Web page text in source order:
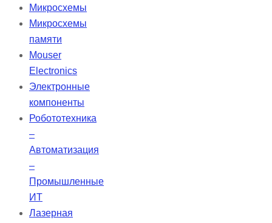
высоких требований
диапазоне длин волн,
Микросхемы
Микросхемы
памяти
Mouser
Electronics
Электронные
компоненты
Робототехника
–
Автоматизация
–
Промышленные
ИТ
Лазерная